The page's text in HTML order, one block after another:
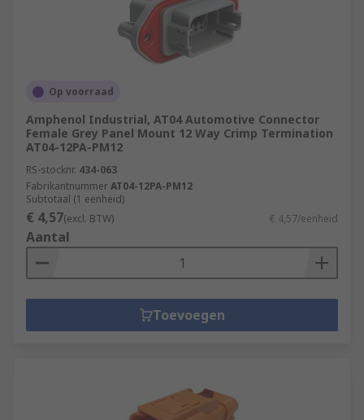
Op voorraad
Amphenol Industrial, AT04 Automotive Connector
Female Grey Panel Mount 12 Way Crimp Termination
AT04-12PA-PM12
RS-stocknr. 434-063
FabrikantnummerAT04-12PA-PM12
Subtotaal (1 eenheid)
€ 4,57(excl. BTW) € 4,57/eenheid
Aantal
Toevoegen